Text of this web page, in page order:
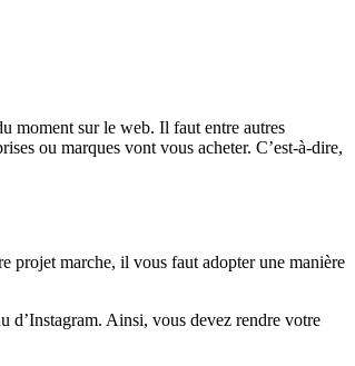
moment sur le web. Il faut entre autres
ou marques vont vous acheter. C’est-à-dire,
projet marche, il vous faut adopter une manière
d’Instagram. Ainsi, vous devez rendre votre